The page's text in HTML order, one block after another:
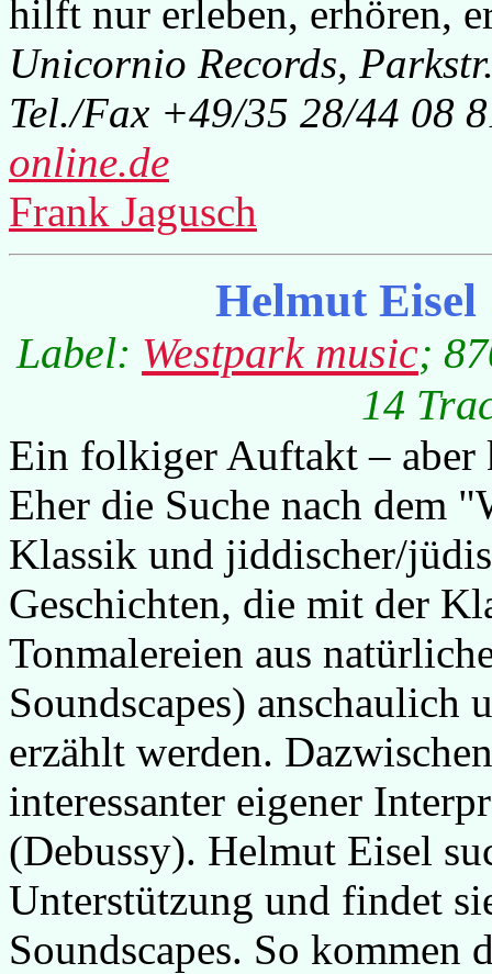
hilft nur erleben, erhören,
Unicornio Records,
Tel./Fax +49/35 28/44 08
online.de
Frank Jagusch
Helmut
Label: Westpark music;
14
Ein folkiger Auftakt – aber
Eher die Suche nach dem
Klassik und jiddischer/
Geschichten, die mit der
Tonmalereien aus
Soundscapes) anschaulich
erzählt werden.
interessanter eigener
(Debussy). Helmut Eisel
Unterstützung und findet
Soundscapes. So kommen